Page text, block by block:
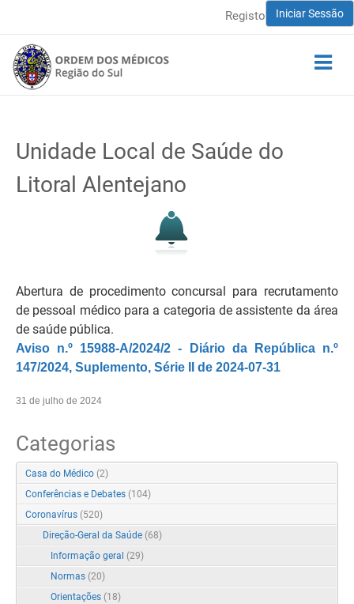
Iniciar Sessão
Registo
Unidade Local de Saúde do
Litoral Alentejano
Abertura de procedimento concursal para recrutamento
de pessoal médico para a categoria de assistente da área
de saúde pública.
Aviso n.º 15988-A/2024/2 - Diário da República n.º
147/2024, Suplemento, Série II de 2024-07-31
31 de julho de 2024
Categorias
Casa do Médico (2)
Conferências e Debates (104)
Coronavírus (520)
Direção-Geral da Saúde (68)
Informação geral (29)
Normas (20)
Orientações (18)